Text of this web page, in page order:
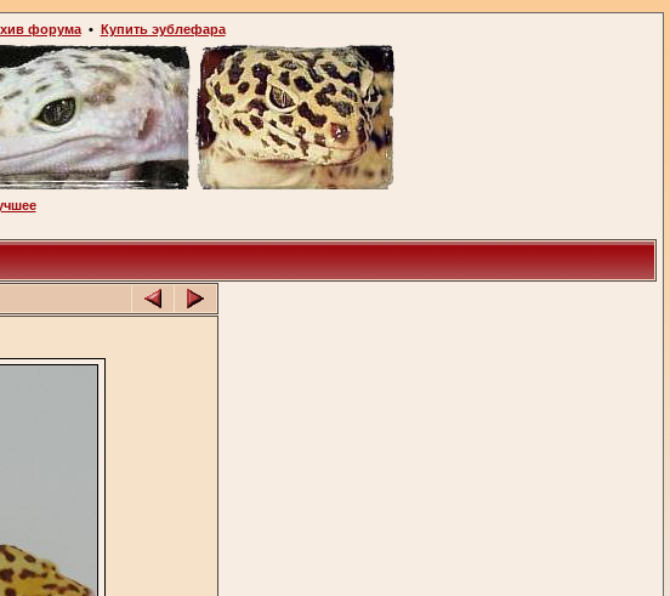
форума• Купить эублефара